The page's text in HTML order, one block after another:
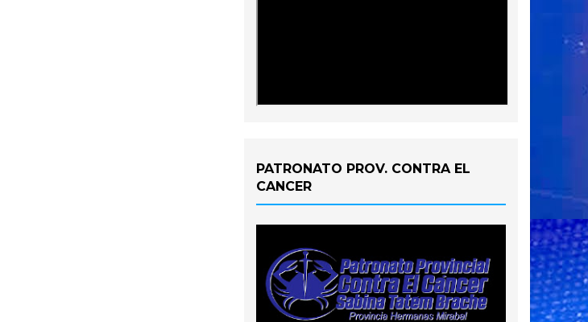
PATRONATO PROV. CONTRA EL
CANCER